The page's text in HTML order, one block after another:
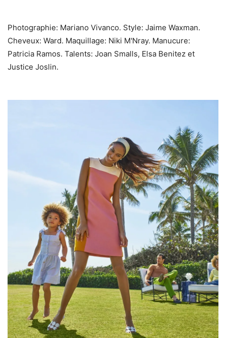
Photographie: Mariano Vivanco. Style: Jaime Waxman.
Cheveux: Ward. Maquillage: Niki M'Nray. Manucure:
Patricia Ramos. Talents: Joan Smalls, Elsa Benitez et
Justice Joslin.